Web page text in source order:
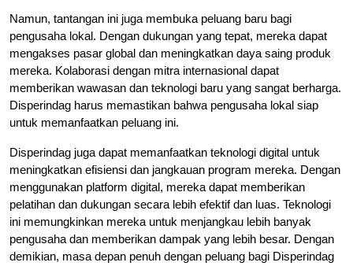
Namun, tantangan ini juga membuka peluang baru bagi
pengusaha lokal. Dengan dukungan yang tepat, mereka dapat
mengakses pasar global dan meningkatkan daya saing produk
mereka. Kolaborasi dengan mitra internasional dapat
memberikan wawasan dan teknologi baru yang sangat berharga.
Disperindag harus memastikan bahwa pengusaha lokal siap
untuk memanfaatkan peluang ini.
Disperindag juga dapat memanfaatkan teknologi digital untuk
meningkatkan efisiensi dan jangkauan program mereka. Dengan
menggunakan platform digital, mereka dapat memberikan
pelatihan dan dukungan secara lebih efektif dan luas. Teknologi
ini memungkinkan mereka untuk menjangkau lebih banyak
pengusaha dan memberikan dampak yang lebih besar. Dengan
demikian, masa depan penuh dengan peluang bagi Disperindag